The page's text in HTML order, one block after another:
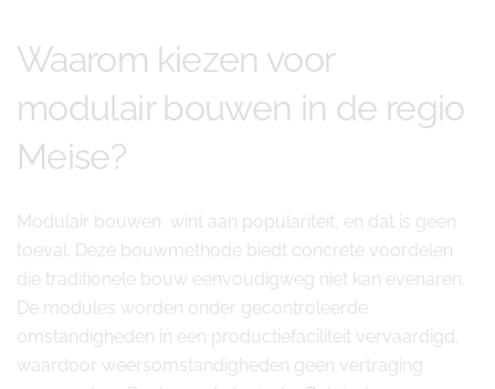
Waarom kiezen voor
modulair bouwen in de regio
Meise?
Modulair bouwen wint aan populariteit, en dat is geen
toeval. Deze bouwmethode biedt concrete voordelen
die traditionele bouw eenvoudigweg niet kan evenaren.
De modules worden onder gecontroleerde
omstandigheden in een productiefaciliteit vervaardigd,
waardoor weersomstandigheden geen vertraging